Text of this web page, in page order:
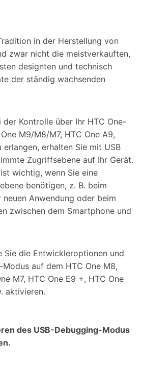
in der Herstellung von
zwar nicht die meistverkauften,
designten und technisch
der ständig wachsenden
der Kontrolle über Ihr HTC One-
M9/M8/M7, HTC One A9,
erlangen, erhalten Sie mit USB
Zugriffsebene auf Ihr Gerät.
wichtig, wenn Sie eine
benötigen, z. B. beim
neuen Anwendung oder beim
zwischen dem Smartphone und
Sie die Entwickleroptionen und
auf dem HTC One M8,
M7, HTC One E9 +, HTC One
aktivieren.
des USB-Debugging-Modus